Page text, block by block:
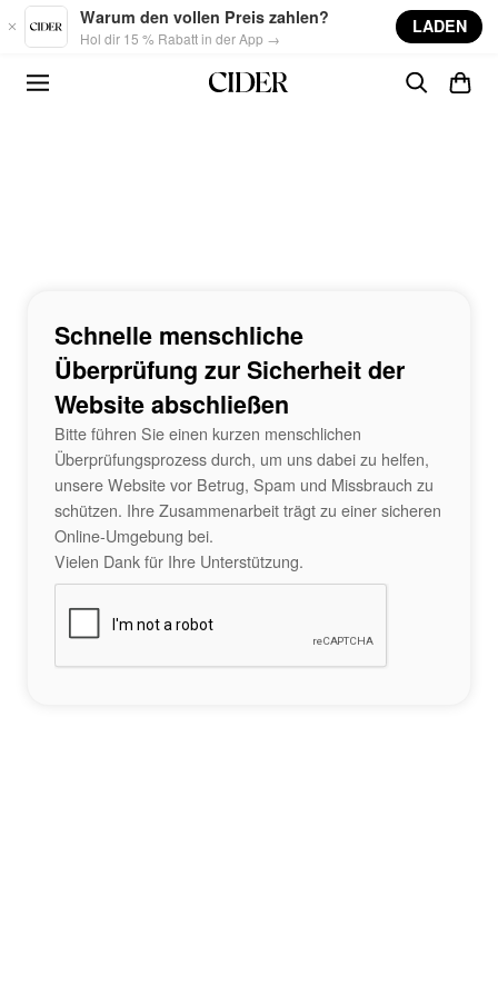
Skip to main content
Warum den vollen Preis zahlen?
Hol dir 15 % Rabatt in der App →
LADEN
Schnelle menschliche
Überprüfung zur Sicherheit der
Website abschließen
Bitte führen Sie einen kurzen menschlichen
Überprüfungsprozess durch, um uns dabei zu helfen,
unsere Website vor Betrug, Spam und Missbrauch zu
schützen. Ihre Zusammenarbeit trägt zu einer sicheren
Online-Umgebung bei.
Vielen Dank für Ihre Unterstützung.